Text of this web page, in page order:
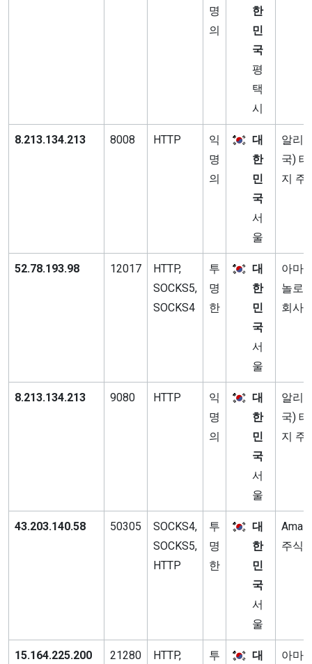
명
의
한
민
국
평
택
시
8.213.134.213 8008 HTTP
익
명
의
대
한
민
국
서
울
알리
국)
지 주
52.78.193.98 12017
HTTP,
SOCKS5,
SOCKS4
투
명
한
대
한
민
국
서
울
아마
놀로
회사
8.213.134.213 9080 HTTP
익
명
의
대
한
민
국
서
울
알리
국)
지 주
43.203.140.58 50305
SOCKS4,
SOCKS5,
HTTP
투
명
한
대
한
민
국
서
울
주식
15.164.225.200 21280 HTTP, 투 대 아마